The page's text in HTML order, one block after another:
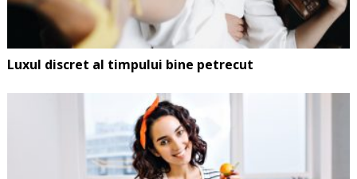
Luxul discret al timpului bine petrecut